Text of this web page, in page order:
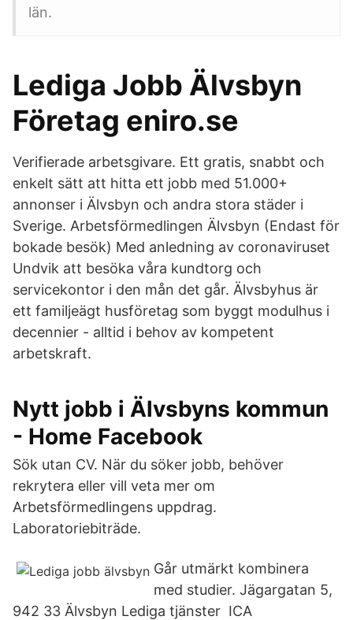
län.
Lediga Jobb Älvsbyn
Företag eniro.se
Verifierade arbetsgivare. Ett gratis, snabbt och
enkelt sätt att hitta ett jobb med 51.000+
annonser i Älvsbyn och andra stora städer i
Sverige. Arbetsförmedlingen Älvsbyn (Endast för
bokade besök) Med anledning av coronaviruset
Undvik att besöka våra kundtorg och
servicekontor i den mån det går. Älvsbyhus är
ett familjeägt husföretag som byggt modulhus i
decennier - alltid i behov av kompetent
arbetskraft.
Nytt jobb i Älvsbyns kommun
- Home Facebook
Sök utan CV. När du söker jobb, behöver
rekrytera eller vill veta mer om
Arbetsförmedlingens uppdrag.
Laboratoriebiträde.
Går utmärkt kombinera
med studier. Jägargatan 5,
942 33 Älvsbyn Lediga tjänster ICA